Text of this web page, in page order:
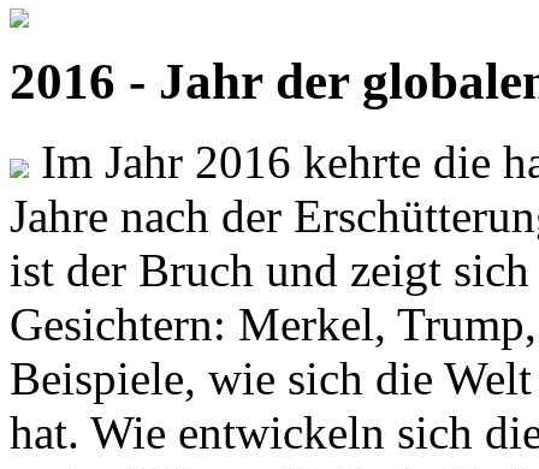
2016 - Jahr der
Im Jahr 2016 kehrte die
Jahre nach der
ist der Bruch und zeigt
Gesichtern: Merkel,
Beispiele, wie sich die
hat. Wie entwickeln sich